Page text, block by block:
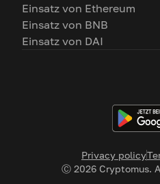
Privacy policy
Ⓒ 2026Cryptomus.
Einsatz von Ethereum
Einsatz von BNB
Einsatz von DAI